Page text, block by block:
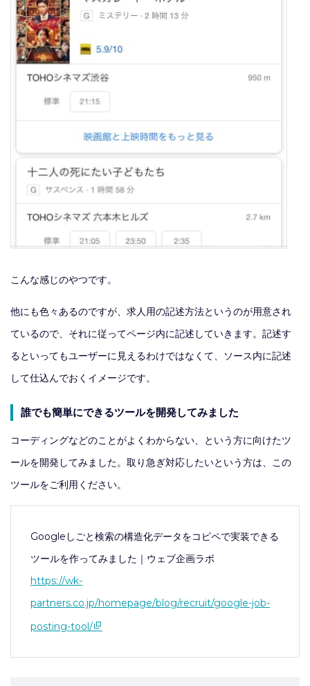
こんな感じのやつです。
他にも色々あるのですが、求人用の記述方法というのが用意され
ているので、それに従ってページ内に記述していきます。記述す
るといってもユーザーに見えるわけではなくて、ソース内に記述
して仕込んでおくイメージです。
誰でも簡単にできるツールを開発してみました
コーディングなどのことがよくわからない、という方に向けたツ
ールを開発してみました。取り急ぎ対応したいという方は、この
ツールをご利用ください。
Googleしごと検索の構造化データをコピペで実装できる
ツールを作ってみました｜ウェブ企画ラボ
https://wk-
partners.co.jp/homepage/blog/recruit/google-job-
posting-tool/